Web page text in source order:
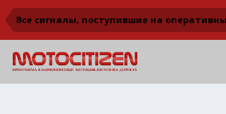
Все сигналы, поступившие на